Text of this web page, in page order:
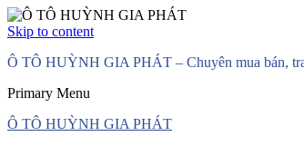
Skip to content
Ô TÔ HUỲNH GIA PHÁT – Chuyên mua bán,
Primary Menu
Ô TÔ HUỲNH GIA PHÁT